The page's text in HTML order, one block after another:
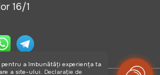
16/1
pentru a îmbunătăți experiența ta
a site-ului. Declarație de